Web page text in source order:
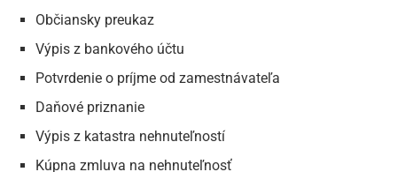
Občiansky preukaz
Výpis z bankového účtu
Potvrdenie o príjme od zamestnávateľa
Daňové priznanie
Výpis z katastra nehnuteľností
Kúpna zmluva na nehnuteľnosť